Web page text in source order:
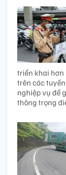
triển khai hơn
trên các
nghiệp vụ để
thông trọng